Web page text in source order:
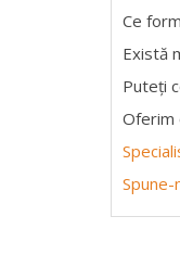
Ce
Există
Puteți
Oferim